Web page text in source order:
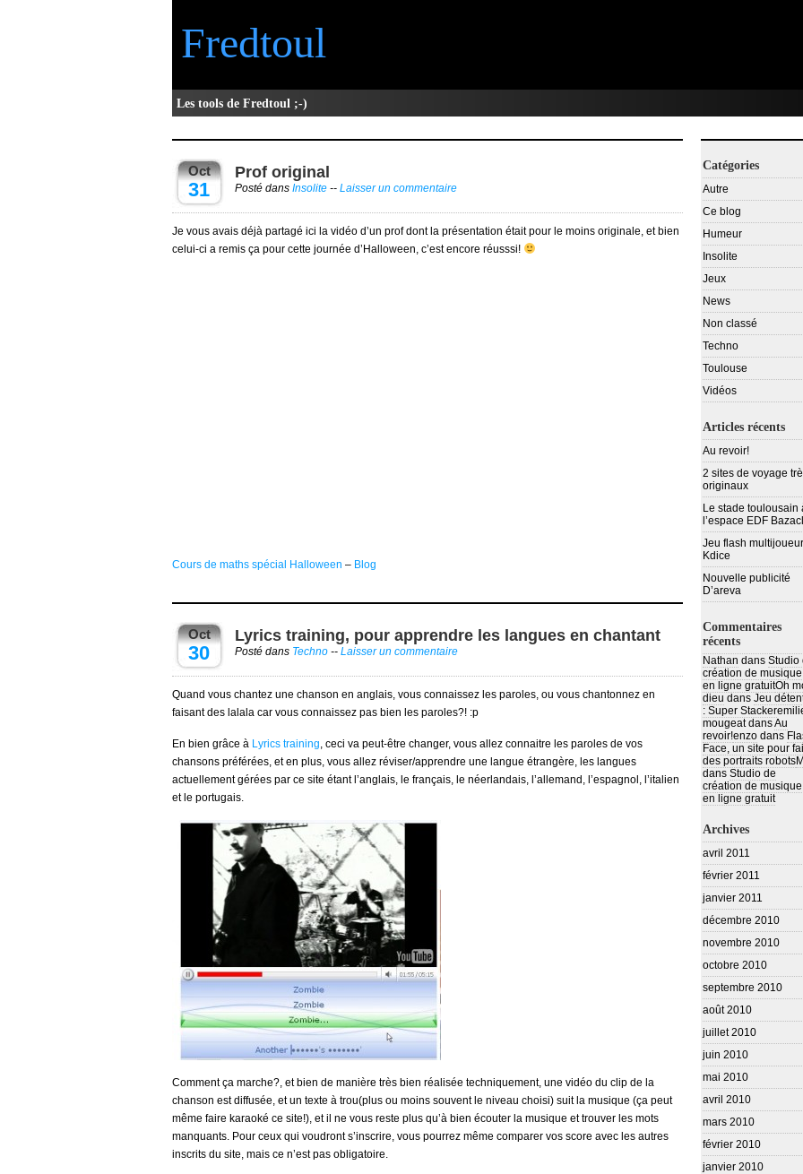
Fredtoul
Les tools de Fredtoul ;-)
Oct
31
Prof original
Posté dans Insolite -- Laisser un commentaire
Je vous avais déjà partagé ici la vidéo d’un prof dont la présentation était pour le moins originale, et bien
celui-ci a remis ça pour cette journée d’Halloween, c’est encore réusssi!
Cours de maths spécial Halloween – Blog
Oct
30
Lyrics training, pour apprendre les langues en chantant
Posté dans Techno -- Laisser un commentaire
Quand vous chantez une chanson en anglais, vous connaissez les paroles, ou vous chantonnez en
faisant des lalala car vous connaissez pas bien les paroles?! :p
En bien grâce à Lyrics training, ceci va peut-être changer, vous allez connaitre les paroles de vos
chansons préférées, et en plus, vous allez réviser/apprendre une langue étrangère, les langues
actuellement gérées par ce site étant l’anglais, le français, le néerlandais, l’allemand, l’espagnol, l’italien
et le portugais.
Comment ça marche?, et bien de manière très bien réalisée techniquement, une vidéo du clip de la
chanson est diffusée, et un texte à trou(plus ou moins souvent le niveau choisi) suit la musique (ça peut
même faire karaoké ce site!), et il ne vous reste plus qu’à bien écouter la musique et trouver les mots
manquants. Pour ceux qui voudront s’inscrire, vous pourrez même comparer vos score avec les autres
inscrits du site, mais ce n’est pas obligatoire.
Catégories
Autre
Ce blog
Humeur
Insolite
Jeux
News
Non classé
Techno
Toulouse
Vidéos
Articles récents
Au revoir!
2 sites de voyage
originaux
Le stade toulousain
l’espace EDF
Jeu flash
Kdice
Nouvelle publicité
D’areva
Commentaires
récents
Nathan dans Studio
création de musique
en ligne gratuitOh
dieu dans Jeu
: Super Stacker
mougeatdansAu
revoir!enzo dans
Face, un site pour
des portraits robots
dans Studio de
création de musique
en ligne gratuit
Archives
avril 2011
février 2011
janvier 2011
décembre 2010
novembre 2010
octobre 2010
septembre 2010
août 2010
juillet 2010
juin 2010
mai 2010
avril 2010
mars 2010
février 2010
janvier 2010